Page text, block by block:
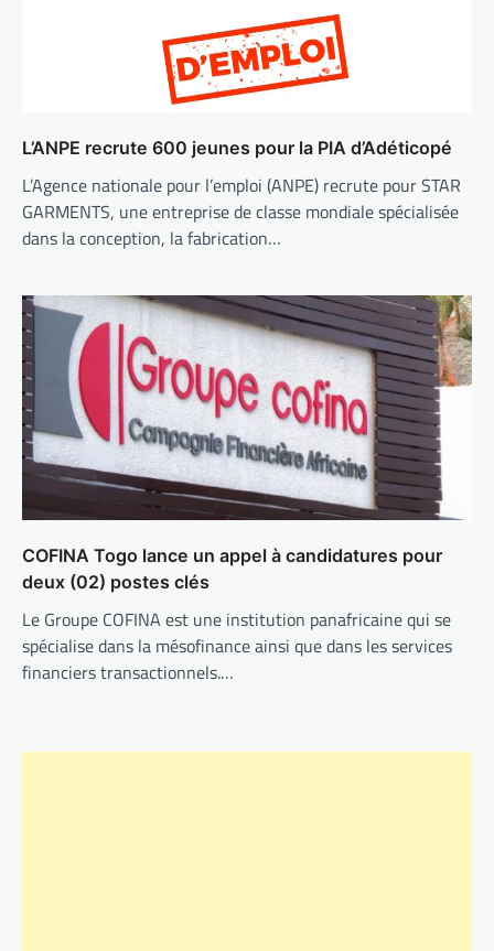
L’ANPE recrute 600 jeunes pour la PIA d’Adéticopé
L’Agence nationale pour l’emploi (ANPE) recrute pour STAR
GARMENTS, une entreprise de classe mondiale spécialisée
dans la conception, la fabrication…
COFINA Togo lance un appel à candidatures pour
deux (02) postes clés
Le Groupe COFINA est une institution panafricaine qui se
spécialise dans la mésofinance ainsi que dans les services
financiers transactionnels.…